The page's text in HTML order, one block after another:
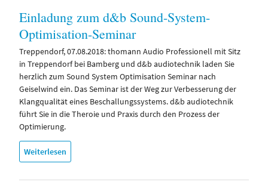
Einladung zum d&b Sound-System-
Optimisation-Seminar
Treppendorf, 07.08.2018: thomann Audio Professionell mit Sitz
in Treppendorf bei Bamberg und d&b audiotechnik laden Sie
herzlich zum Sound System Optimisation Seminar nach
Geiselwind ein. Das Seminar ist der Weg zur Verbesserung der
Klangqualität eines Beschallungssystems. d&b audiotechnik
führt Sie in die Theroie und Praxis durch den Prozess der
Optimierung.
Weiterlesen